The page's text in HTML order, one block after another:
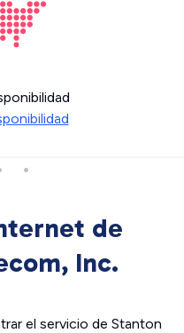
de
Inc.
el servicio de Stanton